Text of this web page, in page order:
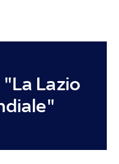
Lazio